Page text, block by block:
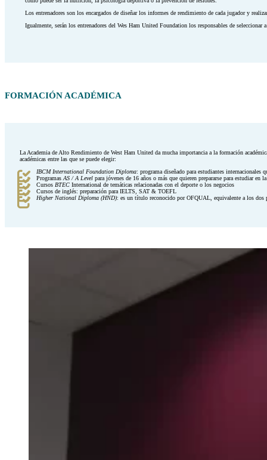
Los entrenadores son los encargados de diseñar los informes de rendimiento de cada jugador y
Igualmente, serán los entrenadores del Wes Ham United Foundation los responsables de
FORMACIÓN ACADÉMICA
La Academia de Alto Rendimiento de West Ham United da mucha importancia a la formación
académicas entre las que se puede elegir:
IBCM International Foundation Diploma: programa diseñado para estudiantes internacionales
Programas AS / A Levelpara jóvenes de 16 años o más que quieren prepararse para estudiar en
Cursos BTECInternational de temáticas relacionadas con el deporte o los negocios
Cursos de inglés: preparación para IELTS, SAT & TOEFL
Higher National Diploma (HND): es un título reconocido por OFQUAL, equivalente a los dos